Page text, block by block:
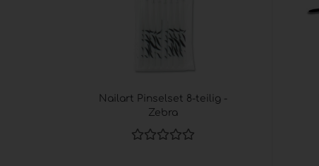
Nailart Pinselset 8-teilig -
Zebra